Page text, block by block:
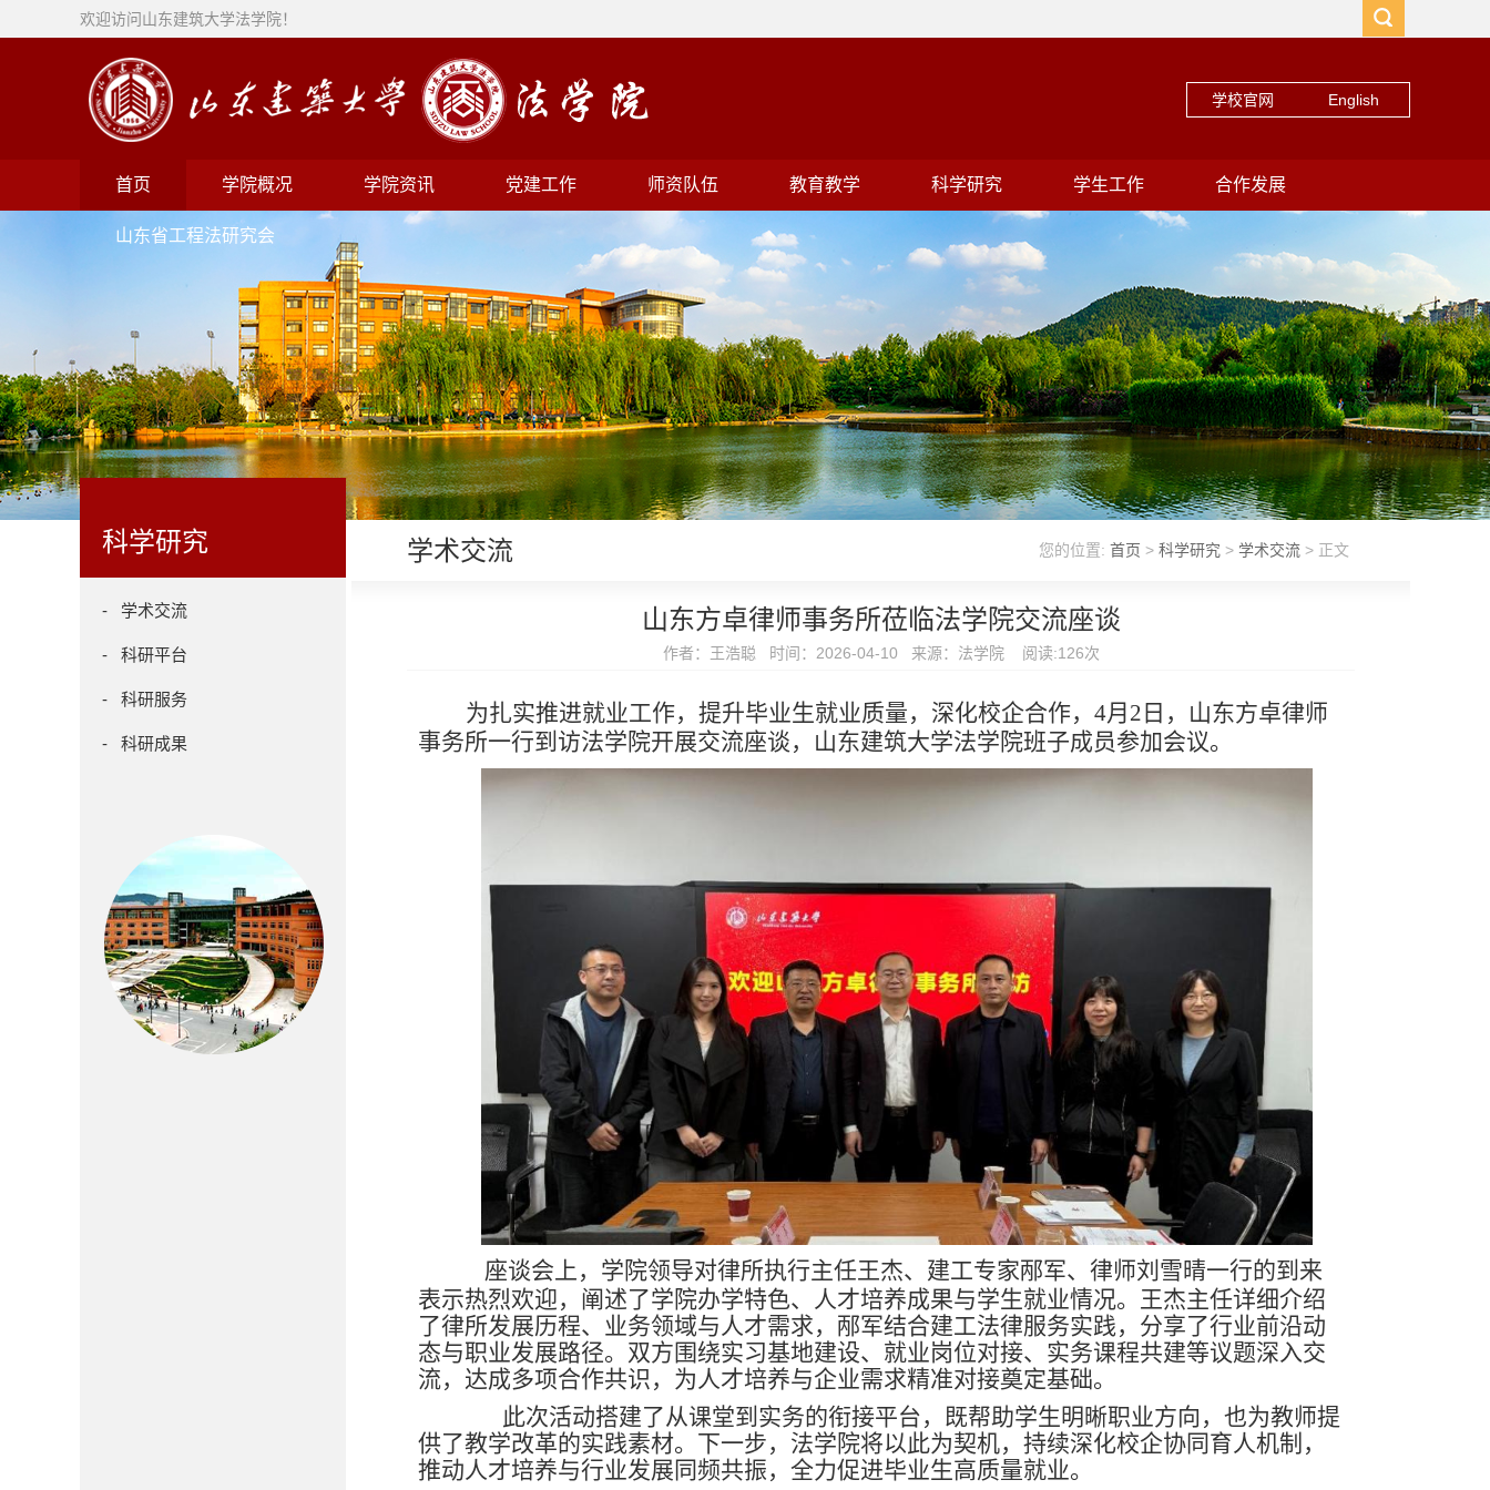
欢迎访问山东建筑大学法学院！
学校官网 English
首页 学院概况 学院资讯 党建工作 师资队伍 教育教学 科学研究 学生工作 合作发展
山东省工程法研究会
科学研究
- 学术交流
- 科研平台
- 科研服务
- 科研成果
学术交流 您的位置: 首页 > 科学研究 > 学术交流 > 正文
山东方卓律师事务所莅临法学院交流座谈
作者：王浩聪 时间：2026-04-10 来源：法学院 阅读:126次
为扎实推进就业工作，提升毕业生就业质量，深化校企合作，4月2日，山东方卓律师
事务所一行到访法学院开展交流座谈，山东建筑大学法学院班子成员参加会议。
座谈会上，学院领导对律所执行主任王杰、建工专家邴军、律师刘雪晴一行的到来
表示热烈欢迎，阐述了学院办学特色、人才培养成果与学生就业情况。王杰主任详细介绍
了律所发展历程、业务领域与人才需求，邴军结合建工法律服务实践，分享了行业前沿动
态与职业发展路径。双方围绕实习基地建设、就业岗位对接、实务课程共建等议题深入交
流，达成多项合作共识，为人才培养与企业需求精准对接奠定基础。
此次活动搭建了从课堂到实务的衔接平台，既帮助学生明晰职业方向，也为教师提
供了教学改革的实践素材。下一步，法学院将以此为契机，持续深化校企协同育人机制，
推动人才培养与行业发展同频共振，全力促进毕业生高质量就业。